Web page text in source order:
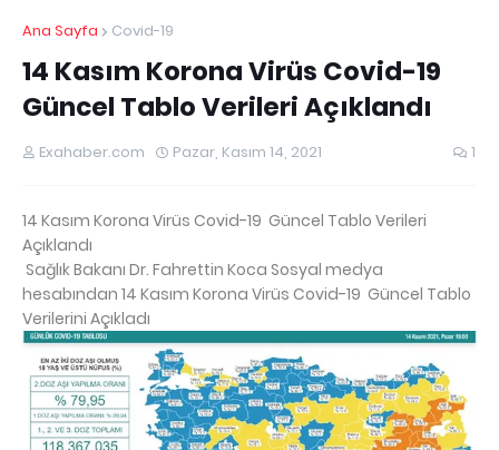
Ana Sayfa Covid-19
14 Kasım Korona Virüs Covid-19
Güncel Tablo Verileri Açıklandı
Exahaber.com Pazar, Kasım 14, 2021 1
14 Kasım Korona Virüs Covid-19 Güncel Tablo Verileri
Açıklandı
Sağlık Bakanı Dr. Fahrettin Koca Sosyal medya
hesabından 14 Kasım Korona Virüs Covid-19 Güncel Tablo
Verilerini Açıkladı